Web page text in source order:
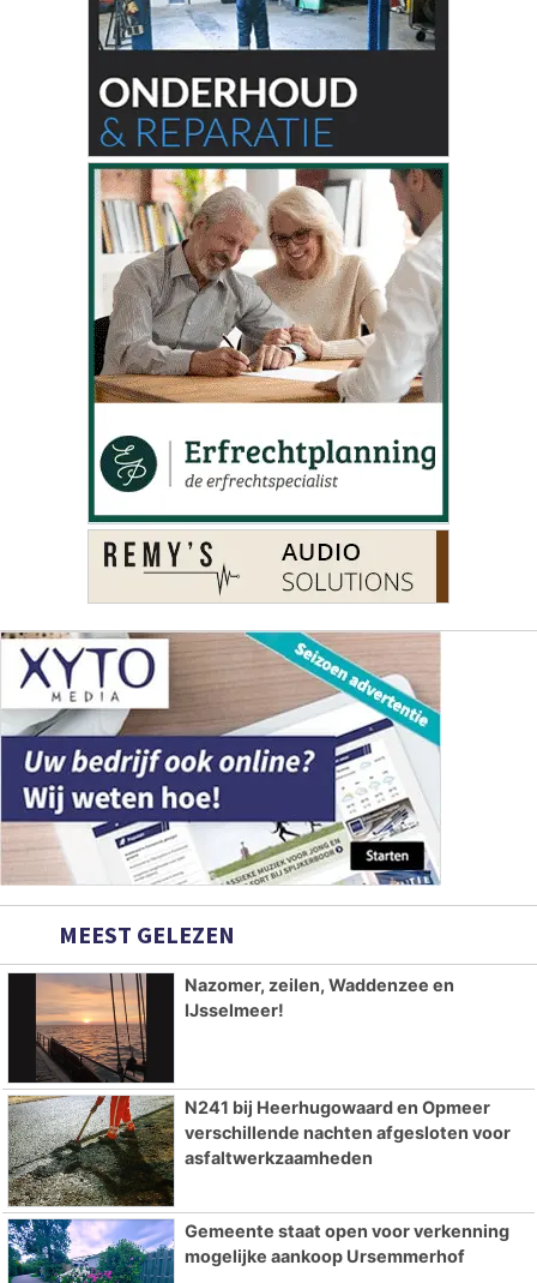
MEEST GELEZEN
Nazomer, zeilen, Waddenzee en
IJsselmeer!
N241 bij Heerhugowaard en Opmeer
verschillende nachten afgesloten voor
asfaltwerkzaamheden
Gemeente staat open voor verkenning
mogelijke aankoop Ursemmerhof